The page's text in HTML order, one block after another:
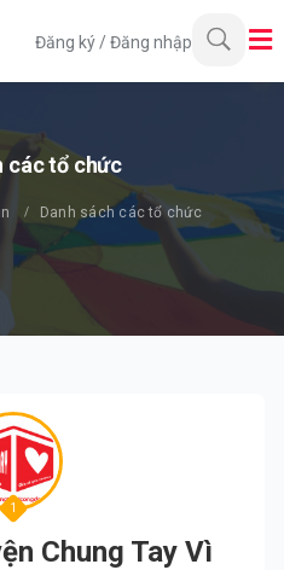
Đăng ký /Đăng nhập
các tổ chức
Danh sách các tổ chức
1
Chung Tay Vì